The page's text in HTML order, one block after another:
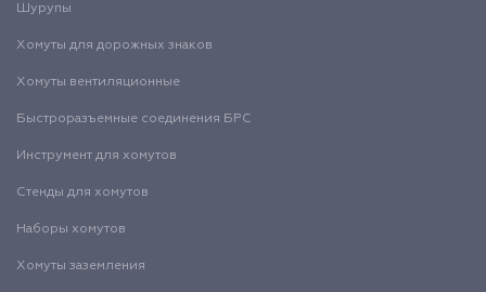
Шурупы
Хомуты для дорожных знаков
Хомуты вентиляционные
Быстроразъемные соединения БРС
Инструмент для хомутов
Стенды для хомутов
Наборы хомутов
Хомуты заземления